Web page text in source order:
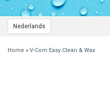
Nederlands
Home » V-Com Easy Clean & Wax